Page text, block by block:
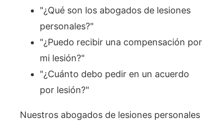
"¿Qué son los abogados de lesiones
personales?"
"¿Puedo recibir una compensación por
mi lesión?"
"¿Cuánto debo pedir en un acuerdo
por lesión?"
Nuestros abogados de lesiones personales